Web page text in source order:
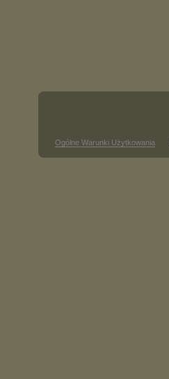
Ogólne Warunki Użytkowania